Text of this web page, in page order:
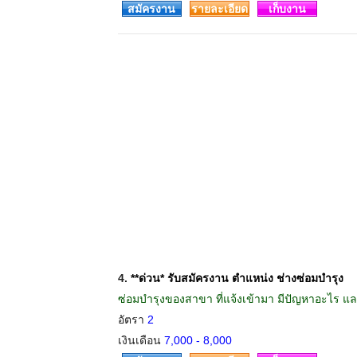
สมัครงาน รายละเอียด เก็บงาน
4. **ด่วน* รับสมัครงาน ตำแหน่ง ช่างซ่อมบำรุง
ซ่อมบำรุงของสาขา ที่แจ้งเข้ามา มีปัญหาอะไร แ
อัตรา 2
เงินเดือน 7,000 - 8,000